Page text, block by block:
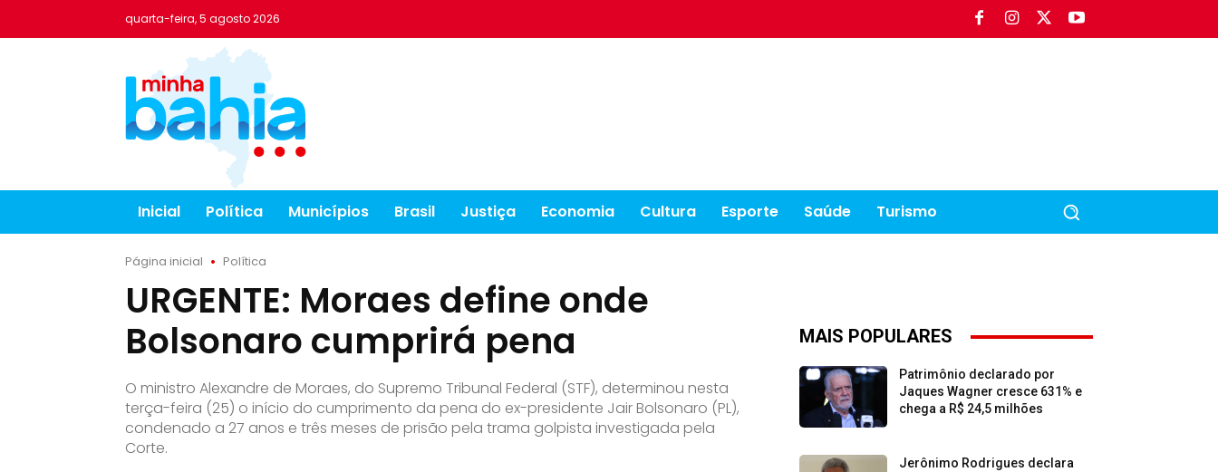
quarta-feira, 5 agosto 2026
Inicial Política Municípios Brasil Justiça Economia Cultura Esporte Saúde Turismo
Página inicial Política
URGENTE: Moraes define onde
Bolsonaro cumprirá pena
O ministro Alexandre de Moraes, do Supremo Tribunal Federal (STF), determinou nesta
terça-feira (25) o início do cumprimento da pena do ex-presidente Jair Bolsonaro (PL),
condenado a 27 anos e três meses de prisão pela trama golpista investigada pela
Corte.
MAIS POPULARES
Patrimônio declarado por
Jaques Wagner cresce 631% e
chega a R$ 24,5 milhões
Jerônimo Rodrigues declara